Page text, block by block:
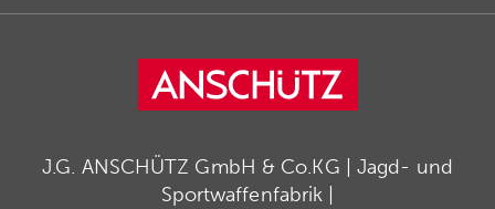
J.G. ANSCHÜTZ GmbH & Co.KG | Jagd- und
Sportwaffenfabrik |